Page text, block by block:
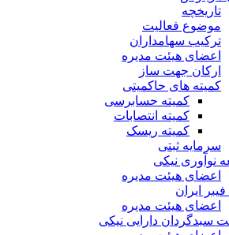
تاریخچه
موضوع فعالیت
ترکیب سهامداران
اعضای هیئت مدیره
ارکان جهت ساز
کمیته های حاکمیتی
کمیته حسابرسی
کمیته انتصابات
کمیته ریسک
سرمایه ثبتی
نوآوری نیکی
اعضای هیئت مدیره
فیبر ایران
اعضای هیئت مدیره
سبدگردان دارایی نیکی